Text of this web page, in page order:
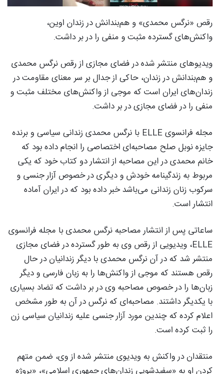
رقص «نرگس محمدی» و هم‌بندانش در زندان اوین،
واکنش‌های گسترده مثبت و منفی را در بر داشت.
ویدیوهای منتشر شده در فضای مجازی از رقص نرگس محمدی
و هم‌بندانش در زندان، حاکی از جدال بر سر معنای مقاومت در
زندان‌های ایران است که موجی از واکنش‌های مختلف مثبت و
منفی را در فضای مجازی در بر داشت.
مجله فرانسوی ELLE با نرگس محمدی زندانی سیاسی و برنده
جایزه نوبل صلح مصاحبه‌ای اختصاصی را انجام داده بود که
خانم محمدی در این مصاحبه از انتشار دو کتاب خود که یکی
مربوط به زندگینامه خودش و دیگری در خصوص آزار جنسی و
سرکوب زنان زندانی می‌باشد خبر داده بود که در ایران آماده
انتشار است.
ساعاتی پس از انتشار مصاحبه نرگس محمدی با مجله فرانسوی
ELLE، ویدیویی از رقص وی به طور گسترده در فضای مجازی
منتشر شد که در آن نرگس محمدی با دیگر زندانیان در حال
رقص هستند که موجی از واکنش‌ها را به زبان فارسی و دیگر
زبان‌ها را در خصوص مصاحبه وی در بر داشت که تضاد بسیاری
با یکدیگر داشتند. مصاحبه‌ای که نرگس در آن به طور مشخص
اعلام کرده که چندین مورد آزار جنسی علیه زندانیان سیاسی زن
را ثبت کرده است.
منتقدان در واکنش به ویدیوی منتشر شده از وی، ضمن متهم
کردن او به «سفیدشویی زندان‌های جمهوری اسلامی»، «پروژه